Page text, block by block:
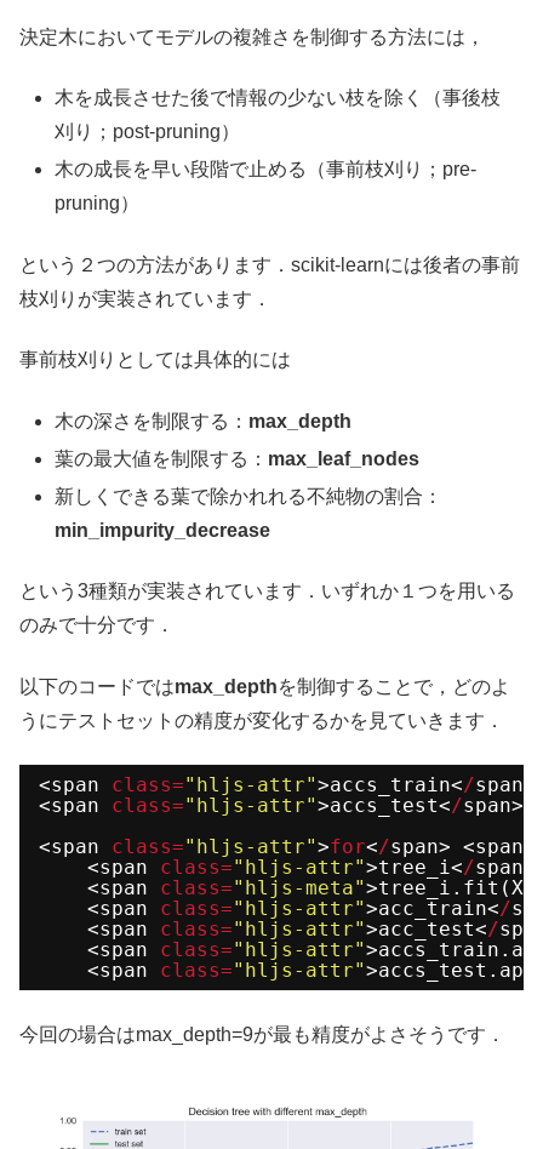
決定木においてモデルの複雑さを制御する方法には，
木を成長させた後で情報の少ない枝を除く（事後枝
刈り；post-pruning）
木の成長を早い段階で止める（事前枝刈り；pre-
pruning）
という２つの方法があります．scikit-learnには後者の事前
枝刈りが実装されています．
事前枝刈りとしては具体的には
木の深さを制限する： max_depth
葉の最大値を制限する： max_leaf_nodes
新しくできる葉で除かれれる不純物の割合：
min_impurity_decrease
という3種類が実装されています．いずれか１つを用いる
のみで十分です．
以下のコードではmax_depthを制御することで，どのよ
うにテストセットの精度が変化するかを見ていきます．
<span class="hljs-attr">accs_train</
<span class="hljs-attr">accs_test</span>
<span class="hljs-attr">for</span> <span
<span class="hljs-attr">tree_i</
<span class="hljs-meta"
<span class="hljs-attr">acc_train</
<span class="hljs-attr">acc_test</
<span class="hljs-attr"
<span class="hljs-attr"
今回の場合はmax_depth=9が最も精度がよさそうです．